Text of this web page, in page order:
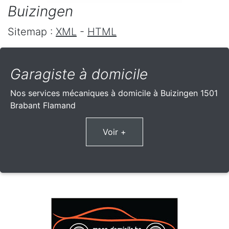
Buizingen
Sitemap : XML - HTML
Garagiste à domicile
Nos services mécaniques à domicile à Buizingen 1501
Brabant Flamand
Voir +